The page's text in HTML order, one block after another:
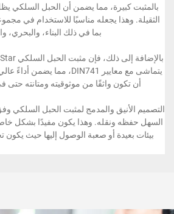
بالمثبت كبيرة، مما يضمن أن الحبل السلكي
الثقيلة. وهذا يجعله مناسبًا للاستخدام في
بما في ذلك البناء، والبحري،
أن تكون واثقًا من موثوقيته ومتانته
السهل حفظه ونقله. وهذا يكون مفيدًا بشكل
بيئات بعيدة أو صعبة الوصول إليها حيث